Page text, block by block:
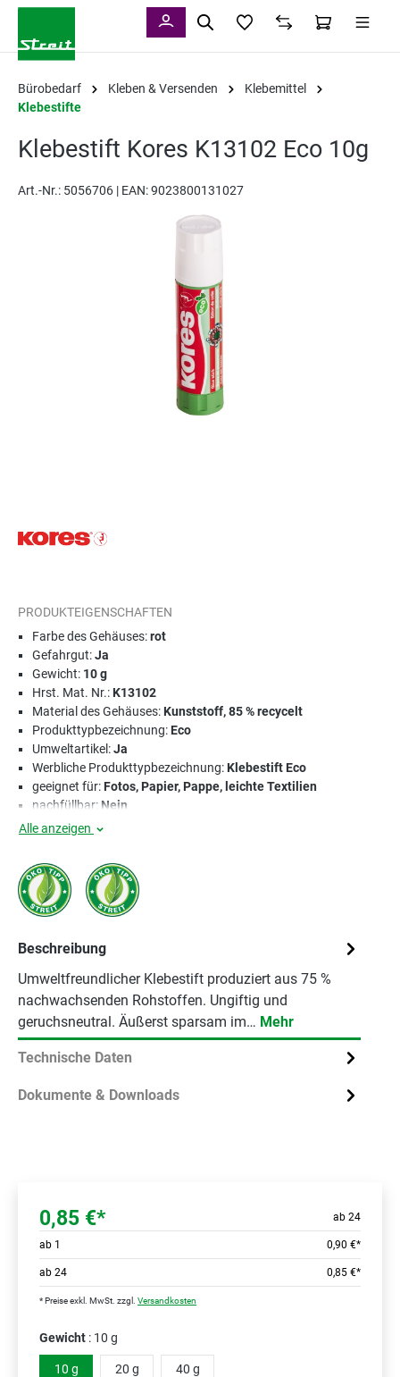
Bürobedarf Kleben & Versenden
Klebemittel
Klebestifte
Klebestift Kores K13102 Eco 10g
Art.-Nr.: 5056706 | EAN: 9023800131027
PRODUKTEIGENSCHAFTEN
Farbe des Gehäuses:rot
Gefahrgut:Ja
Gewicht: 10 g
Hrst. Mat. Nr.:K13102
Material des Gehäuses:Kunststoff, 85 % recycelt
Produkttypbezeichnung:Eco
Umweltartikel:Ja
Werbliche Produkttypbezeichnung:Klebestift Eco
geeignet für:Fotos, Papier, Pappe, leichte Textilien
nachfüllbar: Nein
Alle anzeigen
Beschreibung
Umweltfreundlicher Klebestift produziert aus 75 %
nachwachsenden Rohstoffen. Ungiftig und
geruchsneutral. Äußerst sparsam im… Mehr
Technische Daten
Dokumente & Downloads
0,85 €* ab 24
ab 1 0,90 €*
ab 24 0,85 €*
* Preise exkl. MwSt. zzgl. Versandkosten
Gewicht : 10 g
10 g 20 g 40 g